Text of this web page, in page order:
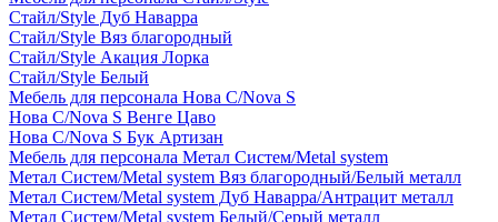
Стайл/Style Дуб Наварра
Стайл/Style Вяз благородный
Стайл/Style Акация Лорка
Стайл/Style Белый
Мебель для персонала Нова С/Nova S
Нова С/Nova S Венге Цаво
Нова С/Nova S Бук Артизан
Мебель для персонала Метал Систем/Metal system
Метал Систем/Metal system Вяз благородный/Белый металл
Метал Систем/Metal system Дуб Наварра/Антрацит металл
Метал Систем/Metal system Белый/Серый металл